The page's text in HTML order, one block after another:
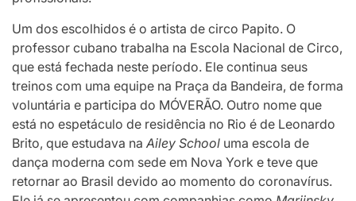
Um dos escolhidos é o artista de circo Papito. O
professor cubano trabalha na Escola Nacional de Circo,
que está fechada neste período. Ele continua seus
treinos com uma equipe na Praça da Bandeira, de forma
voluntária e participa do MÓVERÃO. Outro nome que
está no espetáculo de residência no Rio é de Leonardo
Brito, que estudava na Ailey School uma escola de
dança moderna com sede em Nova York e teve que
retornar ao Brasil devido ao momento do coronavírus.